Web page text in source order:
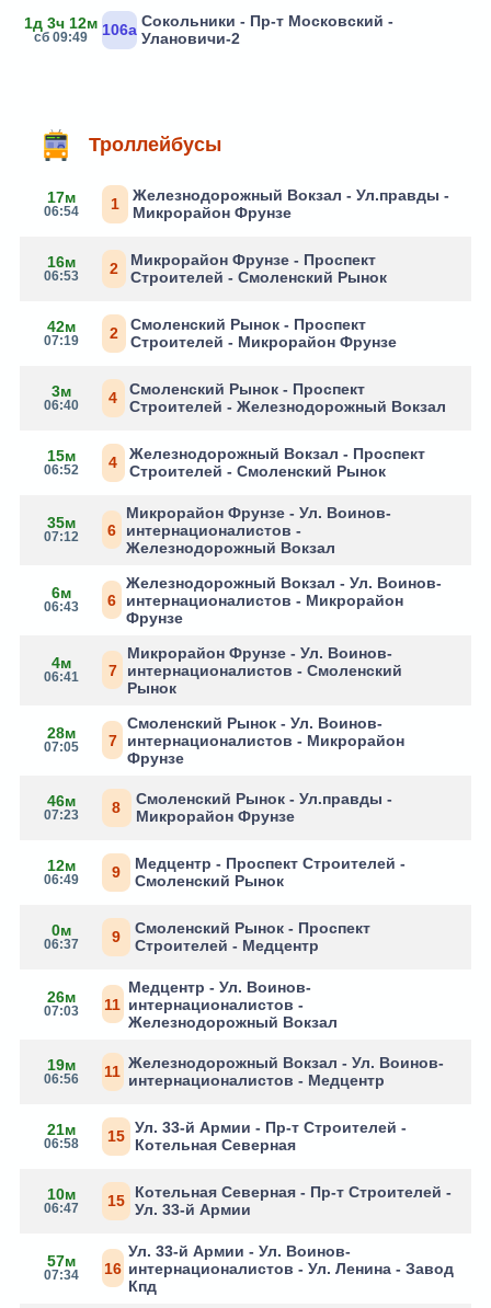
1д 3ч 12м
сб 09:49 106а Сокольники - Пр-т Московский -
Улановичи-2
Троллейбусы
17м
06:54 1
Железнодорожный Вокзал - Ул.правды -
Микрорайон Фрунзе
16м
06:53 2
Микрорайон Фрунзе - Проспект
Строителей - Смоленский Рынок
42м
07:19 2
Смоленский Рынок - Проспект
Строителей - Микрорайон Фрунзе
3м
06:40 4
Смоленский Рынок - Проспект
Строителей - Железнодорожный Вокзал
15м
06:52 4
Железнодорожный Вокзал - Проспект
Строителей - Смоленский Рынок
35м
07:12 6
Микрорайон Фрунзе - Ул. Воинов-
интернационалистов -
Железнодорожный Вокзал
6м
06:43 6
Железнодорожный Вокзал - Ул. Воинов-
интернационалистов - Микрорайон
Фрунзе
4м
06:41 7
Микрорайон Фрунзе - Ул. Воинов-
интернационалистов - Смоленский
Рынок
28м
07:05 7
Смоленский Рынок - Ул. Воинов-
интернационалистов - Микрорайон
Фрунзе
46м
07:23 8
Смоленский Рынок - Ул.правды -
Микрорайон Фрунзе
12м
06:49 9
Медцентр - Проспект Строителей -
Смоленский Рынок
0м
06:37 9
Смоленский Рынок - Проспект
Строителей - Медцентр
26м
07:03 11
Медцентр - Ул. Воинов-
интернационалистов -
Железнодорожный Вокзал
19м
06:56 11 Железнодорожный Вокзал - Ул. Воинов-
интернационалистов - Медцентр
21м
06:58 15 Ул. 33-й Армии - Пр-т Строителей -
Котельная Северная
10м
06:47 15
Котельная Северная - Пр-т Строителей -
Ул. 33-й Армии
57м
07:34 16
Ул. 33-й Армии - Ул. Воинов-
интернационалистов - Ул. Ленина - Завод
Кпд